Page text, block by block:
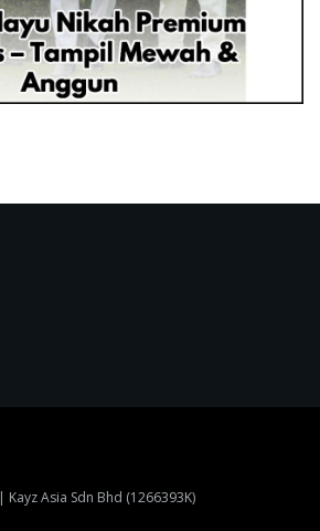
| Kayz Asia Sdn Bhd (1266393K)